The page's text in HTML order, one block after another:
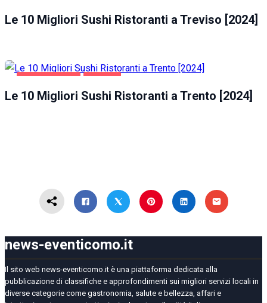
Le 10 Migliori Sushi Ristoranti a Treviso [2024]
Le 10 Migliori Sushi Ristoranti a Trento [2024]
news-eventicomo.it
Il sito web news-eventicomo.it è una piattaforma dedicata alla
pubblicazione di classifiche e approfondimenti sui migliori servizi locali in
diverse categorie come gastronomia, salute e bellezza, affari e